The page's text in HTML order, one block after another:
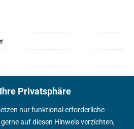
Privatsphäre
nur funktional erforderliche
auf diesen Hinweis verzichten,